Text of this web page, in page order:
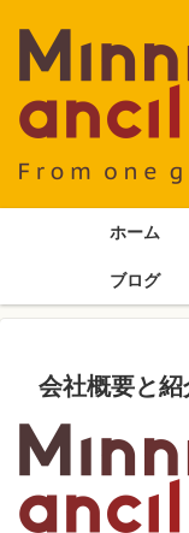
ホーム
ブログ
会社概要と紹